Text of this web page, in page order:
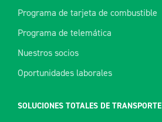
Programa de tarjeta de combustible
Programa de telemática
Nuestros socios
Oportunidades laborales
SOLUCIONES TOTALES DE TRANSPORTE